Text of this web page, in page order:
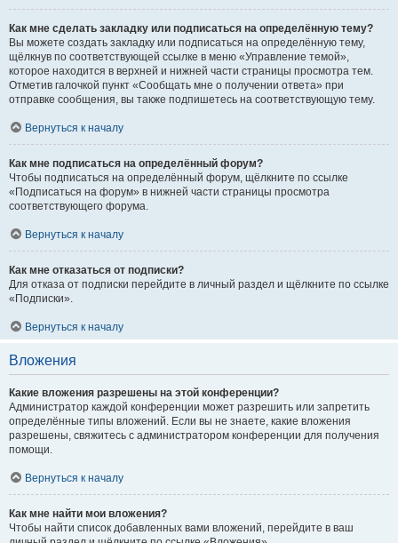
Как мне сделать закладку или подписаться на определённую тему?
Вы можете создать закладку или подписаться на определённую тему,
щёлкнув по соответствующей ссылке в меню «Управление темой»,
которое находится в верхней и нижней части страницы просмотра тем.
Отметив галочкой пункт «Сообщать мне о получении ответа» при
отправке сообщения, вы также подпишетесь на соответствующую тему.
Вернуться к началу
Как мне подписаться на определённый форум?
Чтобы подписаться на определённый форум, щёлкните по ссылке
«Подписаться на форум» в нижней части страницы просмотра
соответствующего форума.
Вернуться к началу
Как мне отказаться от подписки?
Для отказа от подписки перейдите в личный раздел и щёлкните по ссылке
«Подписки».
Вернуться к началу
Вложения
Какие вложения разрешены на этой конференции?
Администратор каждой конференции может разрешить или запретить
определённые типы вложений. Если вы не знаете, какие вложения
разрешены, свяжитесь с администратором конференции для получения
помощи.
Вернуться к началу
Как мне найти мои вложения?
Чтобы найти список добавленных вами вложений, перейдите в ваш